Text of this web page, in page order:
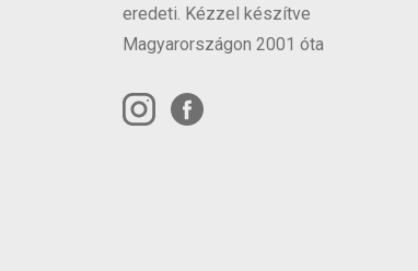
eredeti. Kézzel készítve
Magyarországon 2001 óta